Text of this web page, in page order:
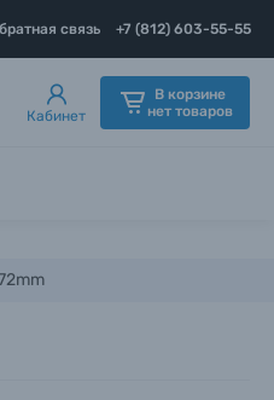
связь +7 (812) 603-55-55
Кабинет
В корзине
нет товаров